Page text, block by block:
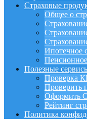
Страховые
Общее о
Ипотечное
Полезные
Проверка
Проверить
Оформить
Рейтинг
Политика